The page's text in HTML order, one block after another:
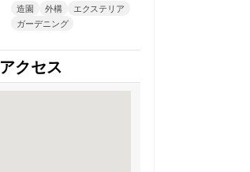
造園 外構
エクステリア
ガーデニング
アクセス